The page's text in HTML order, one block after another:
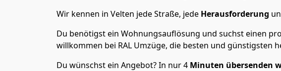
Wir kennen in Velten jede Straße, jede Herausforderung
Du benötigst ein Wohnungsauflösung und suchst einen
willkommen bei RAL Umzüge, die besten und günstigsten
Du wünschst ein Angebot? In nur 4 Minuten übersenden